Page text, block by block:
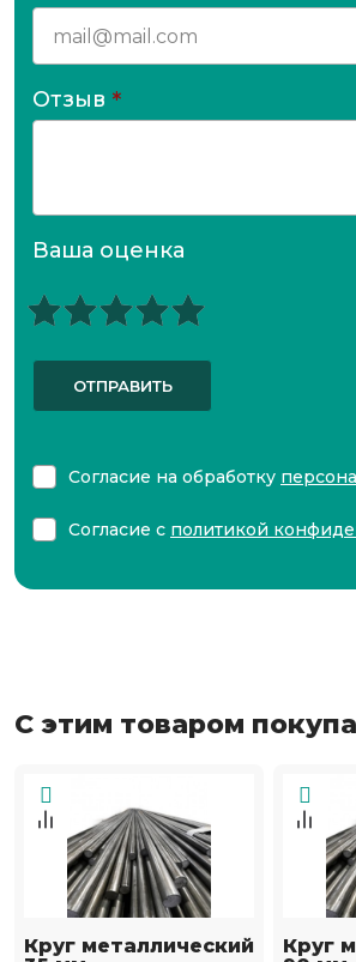
Отзыв *
Ваша оценка
ОТПРАВИТЬ
Согласие на обработку
Согласие с политикой
С этим товаром
Круг металлический
Круг